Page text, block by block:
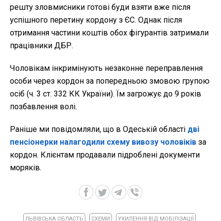
решту зловмисники готові буди взяти вже після
успішного перетину кордону з ЄС. Однак після
отримання частини коштів обох фігурантів затримали
працівники ДБР.
Чоловікам інкримінують незаконне переправлення
особи через кордон за попередньою змовою групою
осіб (ч. 3 ст. 332 КК України). Їм загрожує до 9 років
позбавлення волі.
Раніше ми повідомляли, що в Одеській області дві
пенсіонерки налагодили схему вивозу чоловіків за
кордон. Клієнтам продавали підроблені документи
моряків.
ЛЬВІВСЬКА ОБЛАСТЬ СХЕМИ УХИЛЕННЯ ВІД МОБІЛІЗАЦІЇ